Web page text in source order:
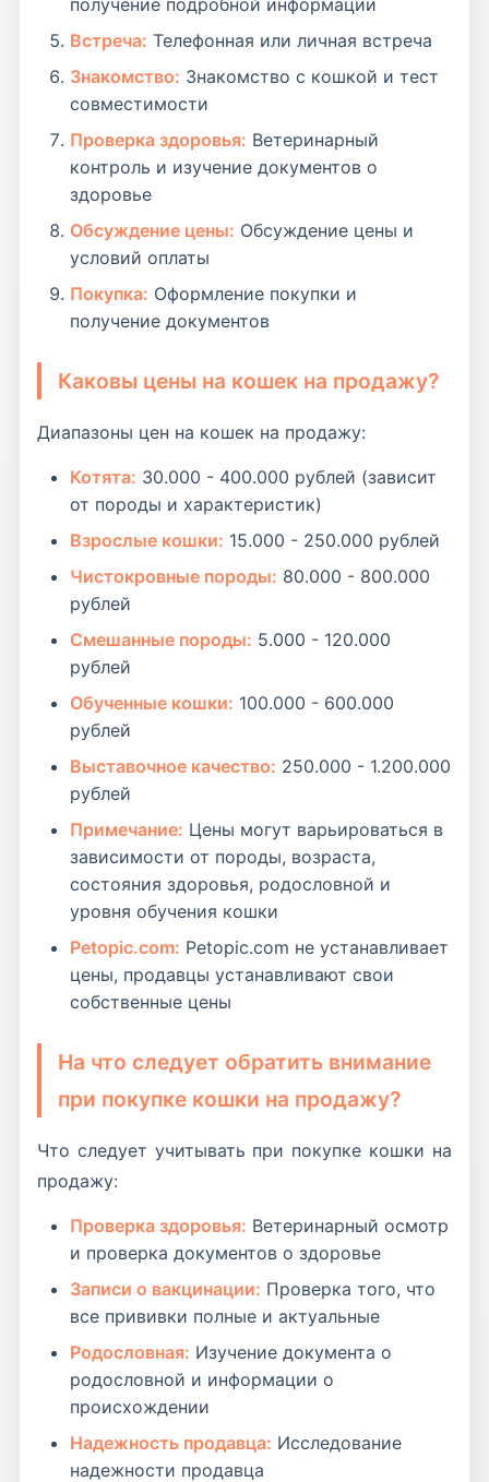
получение подробной информации
Встреча: Телефонная или личная встреча
Знакомство: Знакомство с кошкой и тест
совместимости
Проверка здоровья: Ветеринарный
контроль и изучение документов о
здоровье
Обсуждение цены: Обсуждение цены и
условий оплаты
Покупка: Оформление покупки и
получение документов
Каковы цены на кошек на продажу?
Диапазоны цен на кошек на продажу:
Котята: 30.000 - 400.000 рублей (зависит
от породы и характеристик)
Взрослые кошки: 15.000 - 250.000 рублей
Чистокровные породы: 80.000 - 800.000
рублей
Смешанные породы: 5.000 - 120.000
рублей
Обученные кошки: 100.000 - 600.000
рублей
Выставочное качество: 250.000 - 1.200.000
рублей
Примечание: Цены могут варьироваться в
зависимости от породы, возраста,
состояния здоровья, родословной и
уровня обучения кошки
Petopic.com: Petopic.com не устанавливает
цены, продавцы устанавливают свои
собственные цены
На что следует обратить внимание
при покупке кошки на продажу?
Что следует учитывать при покупке кошки на
продажу:
Проверка здоровья: Ветеринарный осмотр
и проверка документов о здоровье
Записи о вакцинации: Проверка того, что
все прививки полные и актуальные
Родословная: Изучение документа о
родословной и информации о
происхождении
Надежность продавца: Исследование
надежности продавца